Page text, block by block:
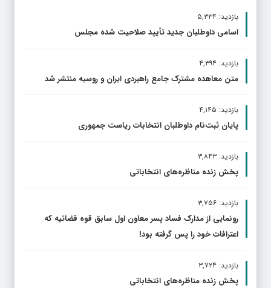
بازدید: ۵,۳۳۴
اسامی داوطلبان جدید تأیید صلاحیت شده مجلس
بازدید: ۴,۳۹۴
متن معاهده مشترک جامع راهبردی ایران و روسیه منتشر شد
بازدید: ۴,۱۴۵
پایان ثبت‌نام داوطلبان انتخابات ریاست جمهوری
بازدید: ۳,۸۴۳
پخش زنده مناظره‌های انتخاباتی
بازدید: ۳,۷۵۶
رونمایی از مدارک فساد پسر معاون اول سابق قوه قضائیه که
اعترافات خود را پس گرفته بود!
بازدید: ۳,۷۲۴
پخش زنده مناظره‌های انتخاباتی